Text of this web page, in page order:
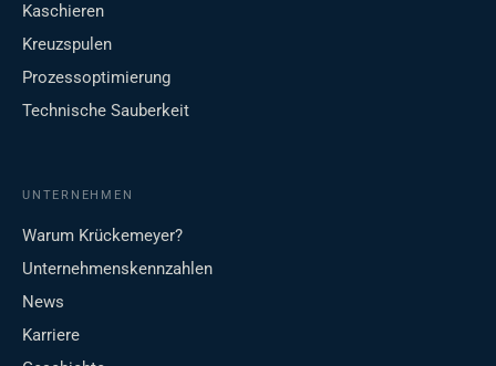
Kaschieren
Kreuzspulen
Prozessoptimierung
Technische Sauberkeit
UNTERNEHMEN
Warum Krückemeyer?
Unternehmenskennzahlen
News
Karriere